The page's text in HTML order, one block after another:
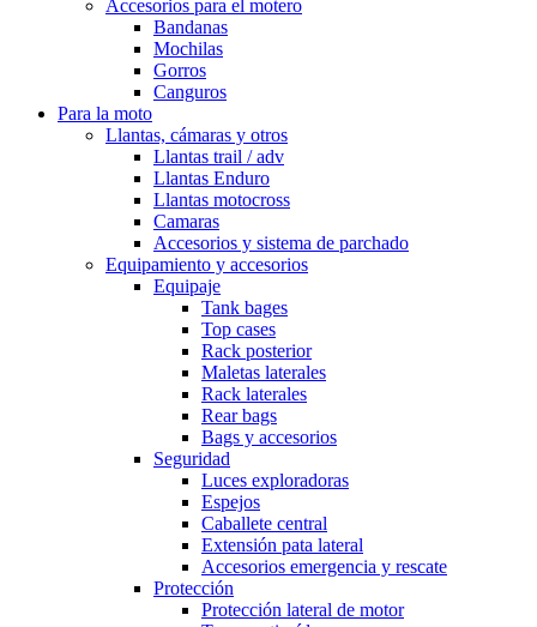
Accesorios para el motero
Bandanas
Mochilas
Gorros
Canguros
Para la moto
Llantas, cámaras y otros
Llantas trail / adv
Llantas Enduro
Llantas motocross
Camaras
Accesorios y sistema de parchado
Equipamiento y accesorios
Equipaje
Tank bages
Top cases
Rack posterior
Maletas laterales
Rack laterales
Rear bags
Bags y accesorios
Seguridad
Luces exploradoras
Espejos
Caballete central
Extensión pata lateral
Accesorios emergencia y rescate
Protección
Protección lateral de motor